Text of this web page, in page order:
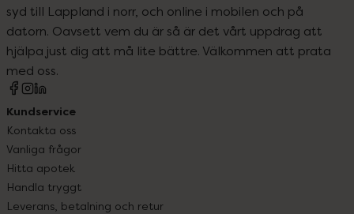
syd till Lappland i norr, och online i mobilen och på
datorn. Oavsett vem du är så är det vårt uppdrag att
hjälpa just dig att må lite bättre. Välkommen att prata
med oss.
Kundservice
Kontakta oss
Vanliga frågor
Hitta apotek
Handla tryggt
Leverans, betalning och retur